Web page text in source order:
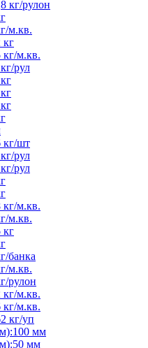
кг/рулон
м.кв.
кг
кг/м.кв.
рул
кг/шт
рул
рул
кг/м.кв.
м.кв.
кг
банка
м.кв.
рулон
кг/м.кв.
кг/м.кв.
кг/уп
мм
мм